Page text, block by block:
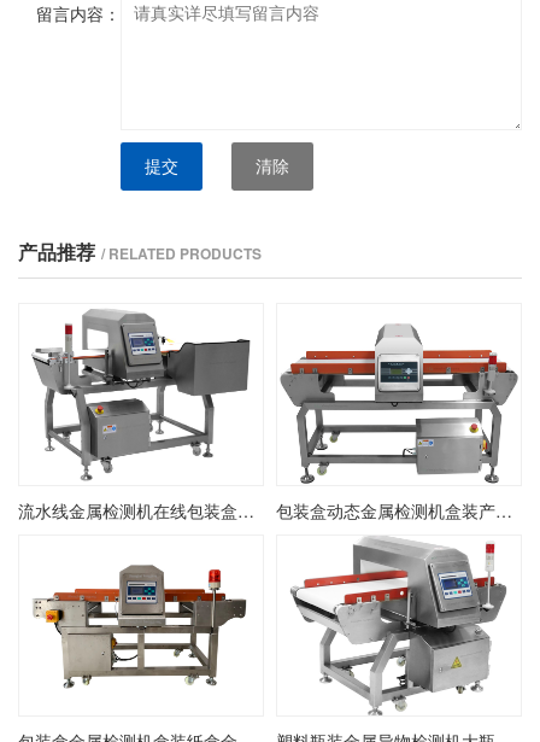
留言内容：
提交 清除
产品推荐 / RELATED PRODUCTS
流水线金属检测机在线包装盒金检机金属异物检测剔除机 包装盒动态金属检测机盒装产品金属异物检测机盒装在线金检机